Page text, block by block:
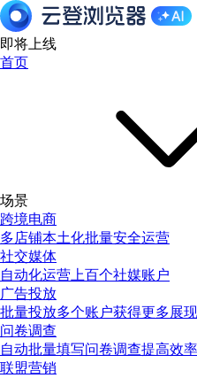
即将上线
首页
场景
跨境电商
多店铺本土化批量安全运营
社交媒体
自动化运营上百个社媒账户
广告投放
批量投放多个账户获得更多展现
问卷调查
自动批量填写问卷调查提高效率
联盟营销